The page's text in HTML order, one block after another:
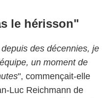
le hérisson"
des décennies, je
un moment de
", commençait-elle
Luc Reichmann de